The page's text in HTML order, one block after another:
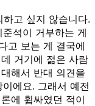
고 싶지 않습니다.
석이 거부하는 게
고 보는 게 결국에
거기에 젊은 사람
해서 반대 의견을
에요. 그래서 예전
에 휩싸였던 적이